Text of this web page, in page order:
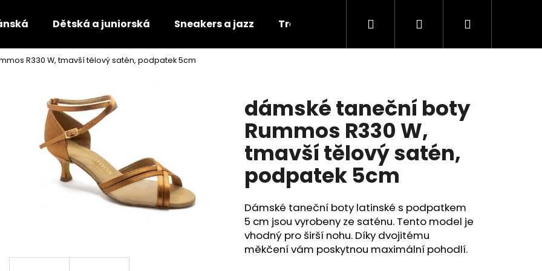
Dětská a juniorská Sneakers a jazz Tréninkové Cvičky Dárkové poukazy
Hledat PřihlášeníNákupní
R330 W, tmavší tělový satén, podpatek 5cm
dámské taneční boty
Rummos R330 W,
tmavší tělový satén,
podpatek 5cm
Dámské taneční boty latinské s podpatkem
5 cm jsou vyrobeny ze saténu. Tento model je
vhodný pro širší nohu. Díky dvojitému
měkčení vám poskytnou maximální pohodlí.
Co potřebujete najít?
Doporučujeme
TANEČNÍ BOTY S PLNOU ŠPIČKOU